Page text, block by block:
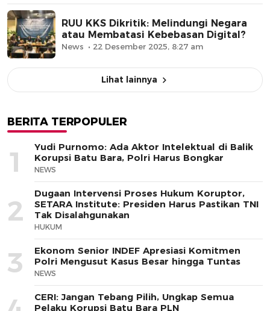
RUU KKS Dikritik: Melindungi Negara
atau Membatasi Kebebasan Digital?
News 22 Desember 2025, 8:27 am
Lihat lainnya
BERITA TERPOPULER
1
Yudi Purnomo: Ada Aktor Intelektual di Balik
Korupsi Batu Bara, Polri Harus Bongkar
NEWS
2
Dugaan Intervensi Proses Hukum Koruptor,
SETARA Institute: Presiden Harus Pastikan TNI
Tak Disalahgunakan
HUKUM
3
Ekonom Senior INDEF Apresiasi Komitmen
Polri Mengusut Kasus Besar hingga Tuntas
NEWS
CERI: Jangan Tebang Pilih, Ungkap Semua
Pelaku Korupsi Batu Bara PLN